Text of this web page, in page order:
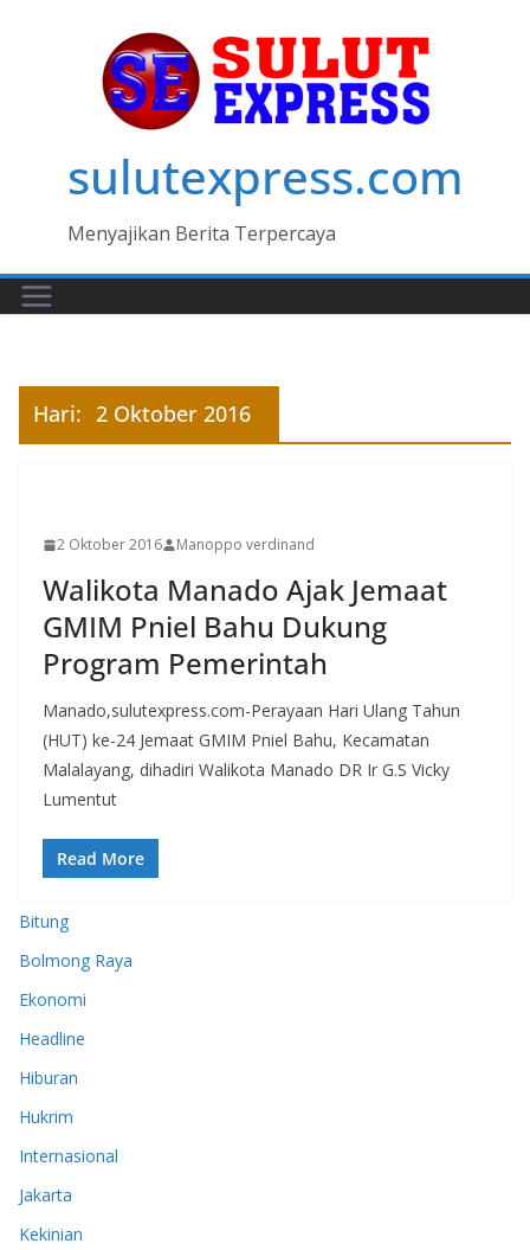
sulutexpress.com
Menyajikan Berita Terpercaya
Hari: 2 Oktober 2016
2 Oktober 2016 Manoppo verdinand
Walikota Manado Ajak Jemaat
GMIM Pniel Bahu Dukung
Program Pemerintah
Manado,sulutexpress.com-Perayaan Hari Ulang Tahun
(HUT) ke-24 Jemaat GMIM Pniel Bahu, Kecamatan
Malalayang, dihadiri Walikota Manado DR Ir G.S Vicky
Lumentut
Read More
Bitung
Bolmong Raya
Ekonomi
Headline
Hiburan
Hukrim
Internasional
Jakarta
Kekinian